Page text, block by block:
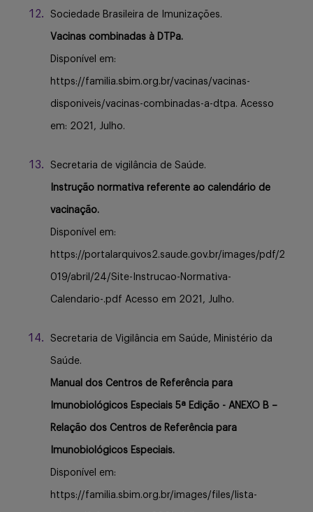
Sociedade Brasileira de Imunizações.
Vacinas combinadas à DTPa.
Disponível em:
https://familia.sbim.org.br/vacinas/vacinas-
disponiveis/vacinas-combinadas-a-dtpa. Acesso
em: 2021, Julho.
Secretaria de vigilância de Saúde.
Instrução normativa referente ao calendário de
vacinação.
Disponível em:
https://portalarquivos2.saude.gov.br/images/pdf/2
019/abril/24/Site-Instrucao-Normativa-
Calendario-.pdf Acesso em 2021, Julho.
Secretaria de Vigilância em Saúde, Ministério da
Saúde.
Manual dos Centros de Referência para
Imunobiológicos Especiais 5ª Edição - ANEXO B –
Relação dos Centros de Referência para
Imunobiológicos Especiais.
Disponível em:
https://familia.sbim.org.br/images/files/lista-